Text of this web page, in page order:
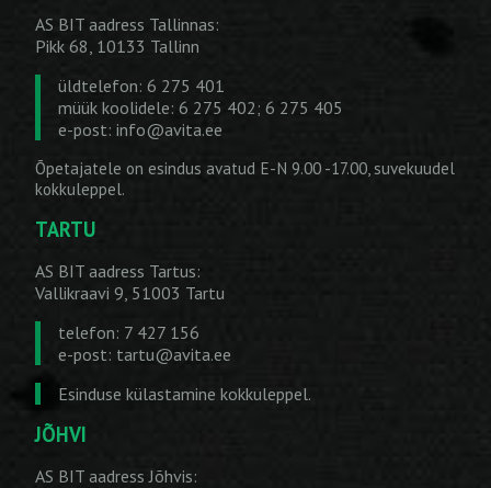
AS BIT aadress Tallinnas:
Pikk 68, 10133 Tallinn
üldtelefon: 6 275 401
müük koolidele: 6 275 402; 6 275 405
e-post: info@avita.ee
Õpetajatele on esindus avatud E-N 9.00 -17.00, suvekuudel
kokkuleppel.
TARTU
AS BIT aadress Tartus:
Vallikraavi 9, 51003 Tartu
telefon: 7 427 156
e-post: tartu@avita.ee
Esinduse külastamine kokkuleppel.
JÕHVI
AS BIT aadress Jõhvis: